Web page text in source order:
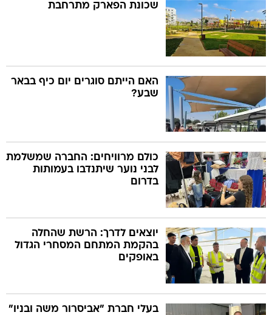
שכונת הפארק מתרחבת
האם הייתם סוגרים יום כיף בבאר
שבע?
כולם מרוויחים: החברה שמשלמת
לבני נוער שיתנדבו בעמותות
בדרום
יוצאים לדרך: הרשת שהחלה
בהקמת המתחם המסחרי הגדול
באופקים
בעלי חברת "אביסרור משה ובניו"